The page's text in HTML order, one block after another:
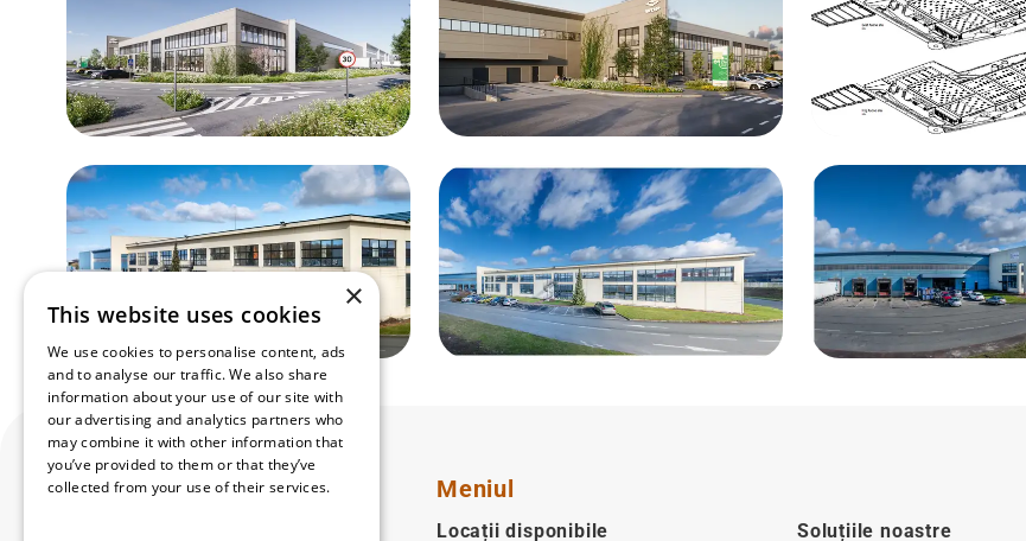
Meniul
Locații disponibile Soluțiile noastre
×
This website uses cookies
We use cookies to personalise content, ads
and to analyse our traffic. We also share
information about your use of our site with
our advertising and analytics partners who
may combine it with other information that
you’ve provided to them or that they’ve
collected from your use of their services.